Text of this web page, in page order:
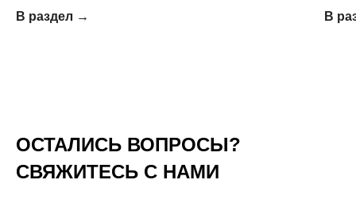
В раздел → В
ОСТАЛИСЬ ВОПРОСЫ?
СВЯЖИТЕСЬ С НАМИ